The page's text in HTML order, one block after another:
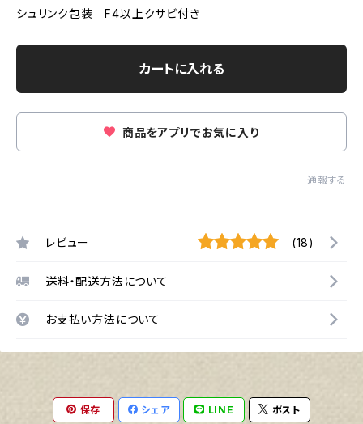
シュリンク包装 F4以上クサビ付き
カートに入れる
商品をアプリでお気に入り
通報する
レビュー (18)
送料・配送方法について
お支払い方法について
保存 シェア LINE ポスト